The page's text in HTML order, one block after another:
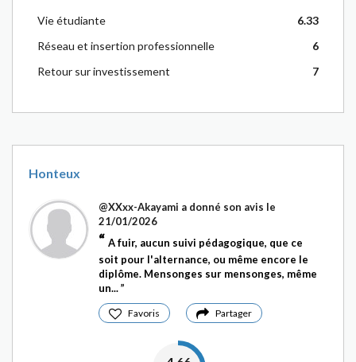
Vie étudiante
6.33
Réseau et insertion professionnelle
6
Retour sur investissement
7
Honteux
@XXxx-Akayami a donné son avis le
21/01/2026
A fuir, aucun suivi pédagogique, que ce
soit pour l'alternance, ou même encore le
diplôme. Mensonges sur mensonges, même
un...
Favoris Partager